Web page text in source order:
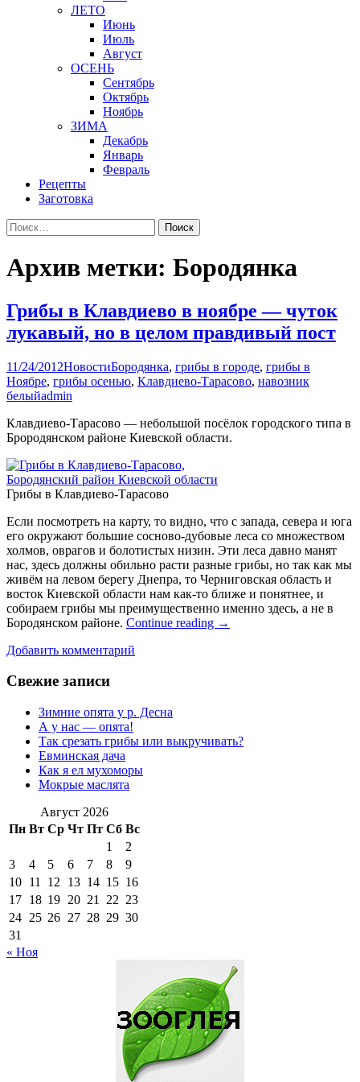
ЛЕТО
Июнь
Июль
Август
ОСЕНЬ
Сентябрь
Октябрь
Ноябрь
ЗИМА
Декабрь
Январь
Февраль
Рецепты
Заготовка
Найти:
Архив метки: Бородянка
Грибы в Клавдиево в ноябре — чуток
лукавый, но в целом правдивый пост
11/24/2012НовостиБородянка, грибы в городе, грибы в
Ноябре, грибы осенью, Клавдиево-Тарасово, навозник
белыйadmin
Клавдиево-Тарасово — небольшой посёлок городского типа в
Брородянском районе Киевской области.
Грибы в Клавдиево-Тарасово
Если посмотреть на карту, то видно, что с запада, севера и юга
его окружают большие сосново-дубовые леса со множеством
холмов, оврагов и болотистых низин. Эти леса давно манят
нас, здесь должны обильно расти разные грибы, но так как мы
живём на левом берегу Днепра, то Черниговская область и
восток Киевской области нам как-то ближе и понятнее, и
собираем грибы мы преимущественно именно здесь, а не в
Бородянском районе. Continue reading →
Добавить комментарий
Свежие записи
Зимние опята у р. Десна
А у нас — опята!
Так срезать грибы или выкручивать?
Евминская дача
Как я ел мухоморы
Мокрые маслята
Август 2026
Пн Вт Ср Чт Пт Сб Вс
1
2
3
4 5 6 7 8
9
10 11 12 13 14 15 16
17 18 19 20 21 22 23
24 25 26 27 28 29 30
31
« Ноя